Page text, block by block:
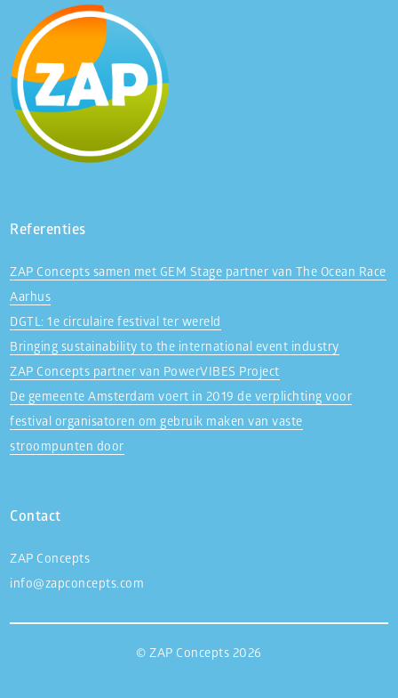
Referenties
ZAP Concepts samen met GEM Stage partner van The Ocean Race
Aarhus
DGTL: 1e circulaire festival ter wereld
Bringing sustainability to the international event industry
ZAP Concepts partner van PowerVIBES Project
De gemeente Amsterdam voert in 2019 de verplichting voor
festival organisatoren om gebruik maken van vaste
stroompunten door
Contact
ZAP Concepts
info@zapconcepts.com
© ZAP Concepts 2026